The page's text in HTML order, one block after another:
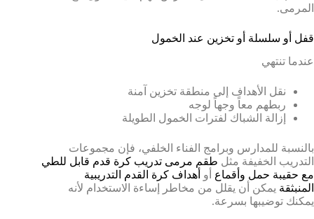
المرمى.
قفل أو سلسلة أو تخزين عند الخمول
عندما تنتهي
نقل الأهداف إلى منطقة تخزين آمنة
ربطهم معاً وجهاً لوجه
إزالة الشباك لفترات الخمول الطويلة
بالنسبة للمدارس وبرامج الفناء الخلفي، فإن مجموعات
التدريب الخفيفة مثل طقم مرمى تدريب كرة قدم قابل للطي
مع حقيبة حمل وأقماع أو أهداف كرة القدم التدريبية
المنبثقة يمكن أن يقلل من مخاطر إساءة الاستخدام لأنه
يمكنك توضيبها بسرعة.